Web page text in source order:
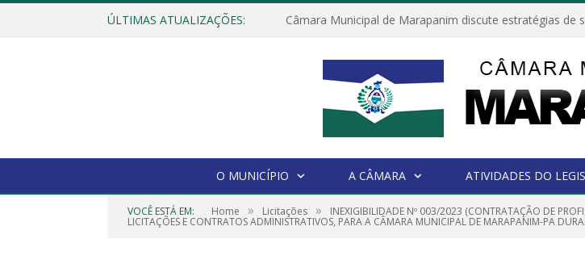
ÚLTIMAS ATUALIZAÇÕES:
O MUNICÍPIO A CÂMARA ATIVIDADES DO
VOCÊ ESTÁ EM: Home » Licitações » INEXIGIBILIDADE Nº 003/2023 (CONTRATAÇÃO DE
LICITAÇÕES E CONTRATOS ADMINISTRATIVOS, PARA A CÂMARA MUNICIPAL DE MARAPANIM-PA